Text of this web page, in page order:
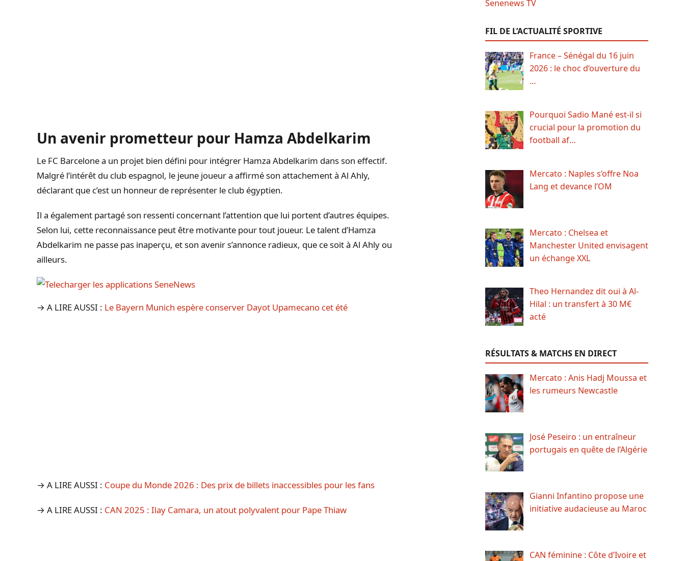
Un avenir prometteur pour Hamza Abdelkarim
Le FC Barcelone a un projet bien défini pour intégrer Hamza Abdelkarim dans son effectif.
Malgré l’intérêt du club espagnol, le jeune joueur a affirmé son attachement à Al Ahly,
déclarant que c’est un honneur de représenter le club égyptien.
Il a également partagé son ressenti concernant l’attention que lui portent d’autres équipes.
Selon lui, cette reconnaissance peut être motivante pour tout joueur. Le talent d’Hamza
Abdelkarim ne passe pas inaperçu, et son avenir s’annonce radieux, que ce soit à Al Ahly ou
ailleurs.
→ A LIRE AUSSI : Le Bayern Munich espère conserver Dayot Upamecano cet été
→ A LIRE AUSSI : Coupe du Monde 2026 : Des prix de billets inaccessibles pour les fans
→ A LIRE AUSSI : CAN 2025 : Ilay Camara, un atout polyvalent pour Pape Thiaw
FIL DE L’ACTUALITÉ SPORTIVE
France – Sénégal du 16 juin
2026 : le choc d’ouverture du
…
Pourquoi Sadio Mané est-il si
crucial pour la promotion du
football af…
Mercato : Naples s’offre Noa
Lang et devance l’OM
Mercato : Chelsea et
Manchester United envisagent
un échange XXL
Theo Hernandez dit oui à Al-
Hilal : un transfert à 30 M€
acté
RÉSULTATS & MATCHS EN DIRECT
Mercato : Anis Hadj Moussa et
les rumeurs Newcastle
José Peseiro : un entraîneur
portugais en quête de l’Algérie
Gianni Infantino propose une
initiative audacieuse au Maroc
CAN féminine : Côte d’Ivoire et